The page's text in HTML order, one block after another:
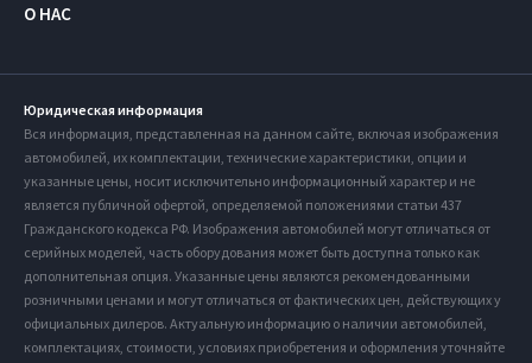
О НАС
Юридическая информация
Вся информация, представленная на данном сайте, включая изображения
автомобилей, их комплектации, технические характеристики, опции и
указанные цены, носит исключительно информационный характер и не
является публичной офертой, определяемой положениями статьи 437
Гражданского кодекса РФ. Изображения автомобилей могут отличаться от
серийных моделей, часть оборудования может быть доступна только как
дополнительная опция. Указанные цены являются рекомендованными
розничными ценами и могут отличаться от фактических цен, действующих у
официальных дилеров. Актуальную информацию о наличии автомобилей,
комплектациях, стоимости, условиях приобретения и оформления уточняйте